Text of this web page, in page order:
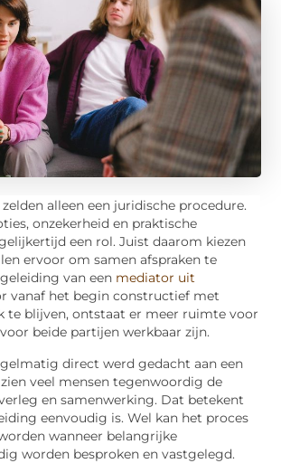
alleen een juridische procedure.
onzekerheid en praktische
een rol. Juist daarom kiezen
ervoor om samen afspraken te
van een mediator uit
vanaf het begin constructief met
te blijven, ontstaat er meer ruimte voor
beide partijen werkbaar zijn.
direct werd gedacht aan een
veel mensen tegenwoordig de
en samenwerking. Dat betekent
eenvoudig is. Wel kan het proces
wanneer belangrijke
worden besproken en vastgelegd.